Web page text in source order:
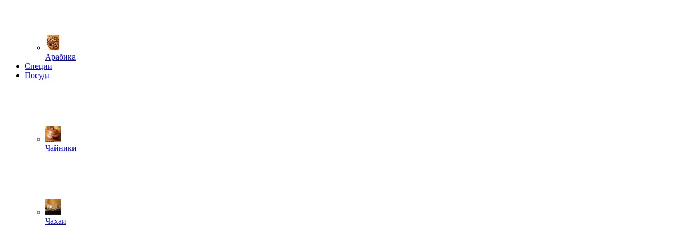
Арабика
Специи
Посуда
Чайники
Чахаи